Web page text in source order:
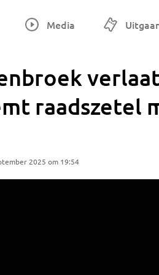
Media
verlaat
raadszetel
2025 om 19:54